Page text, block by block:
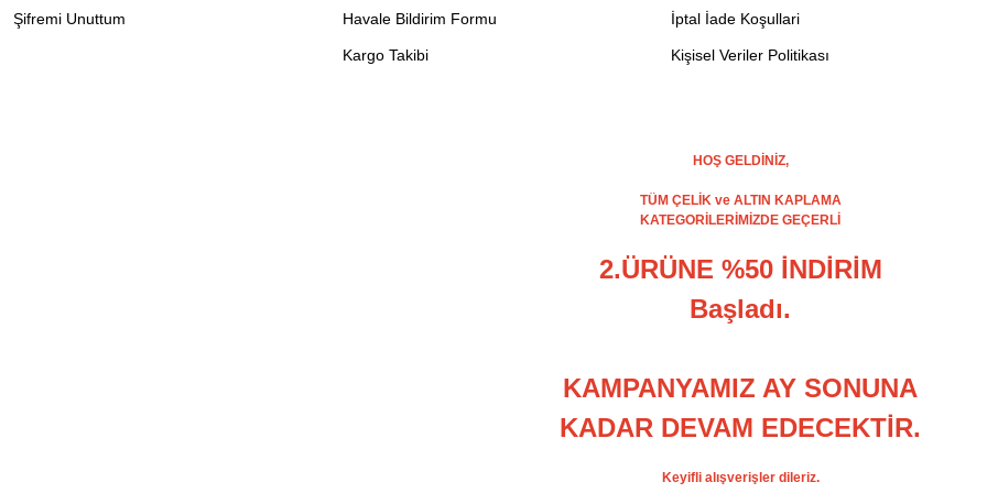
Şifremi Unuttum Havale Bildirim Formu
Kargo Takibi
İptal İade Koşullari
Kişisel Veriler Politikası
HOŞ GELDİNİZ,
TÜM ÇELİK ve ALTIN KAPLAMA
KATEGORİLERİMİZDE GEÇERLİ
2.ÜRÜNE %50 İNDİRİM
Başladı.
KAMPANYAMIZ AY SONUNA
KADAR DEVAM EDECEKTİR.
Keyifli alışverişler dileriz.